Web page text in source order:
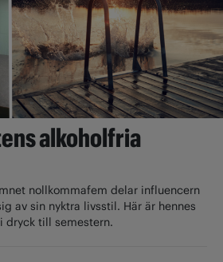
alkoholfria
nollkommafem delar influencern
av sin nyktra livsstil. Här är hennes
dryck till semestern.